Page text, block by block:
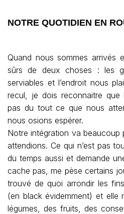
NOTRE QUOTIDIEN EN
Quand nous sommes arrivés
sûrs de deux choses : les
serviables et l’endroit nous
recul, je dois reconnaitre que
pas du tout ce que nous
nous osions espérer.
Notre intégration va beaucoup
attendions. Ce qui n’est pas
du temps aussi et demande
cache pas, me pèse certains
trouvé de quoi arrondir les
(en black évidemment) et elle
légumes, des fruits, des